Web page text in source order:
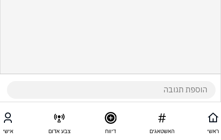
ראשי האשטאגים דיווח צבע אדום אישי